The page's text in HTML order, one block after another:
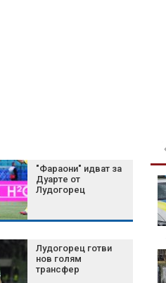
"Фараони" идват за
Дуарте от
Лудогорец
Лудогорец готви
нов голям
трансфер
Има недостиг на кръв
от отрицателните
необходими за
Изложба
"Забравените